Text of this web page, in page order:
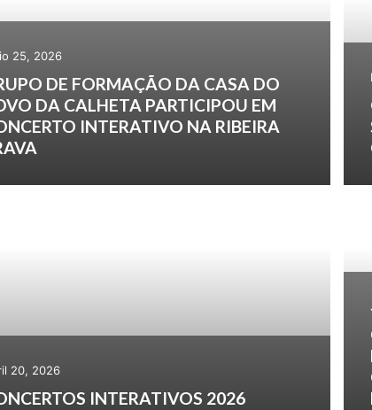
25, 2026
DE FORMAÇÃO DA CASA DO
DA CALHETA PARTICIPOU EM
INTERATIVO NA RIBEIRA
20, 2026
INTERATIVOS 2026